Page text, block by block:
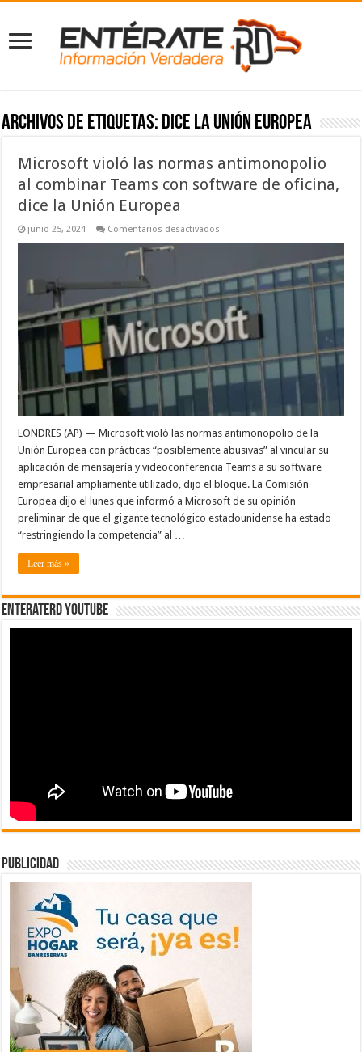
Archivos de etiquetas: dice la Unión Europea
Microsoft violó las normas antimonopolio
al combinar Teams con software de oficina,
dice la Unión Europea
junio 25, 2024 Comentarios desactivados
normas
antimonopolio
al
combinar
Teams
con
software
de
dice
la
Unión
LONDRES (AP) — Microsoft violó las normas antimonopolio de la
Unión Europea con prácticas “posiblemente abusivas” al vincular su
aplicación de mensajería y videoconferencia Teams a su software
empresarial ampliamente utilizado, dijo el bloque. La Comisión
Europea dijo el lunes que informó a Microsoft de su opinión
preliminar de que el gigante tecnológico estadounidense ha estado
“restringiendo la competencia” al …
Leer más »
EnterateRD YOUTUBE
publicidad